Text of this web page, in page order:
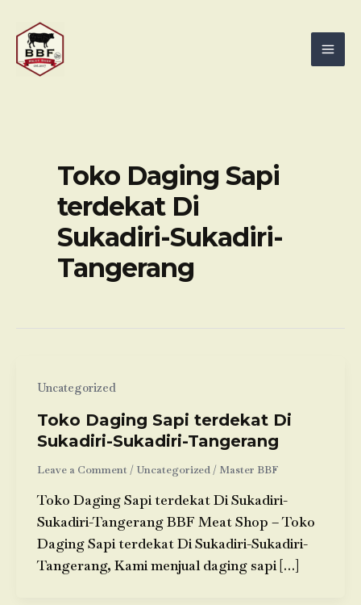
content
Toko Daging Sapi
terdekat Di
Sukadiri-Sukadiri-
Tangerang
Uncategorized
Toko Daging Sapi terdekat Di
Sukadiri-Sukadiri-Tangerang
Leave a Comment / Uncategorized/ Master BBF
Toko Daging Sapi terdekat Di Sukadiri-
Sukadiri-Tangerang BBF Meat Shop – Toko
Daging Sapi terdekat Di Sukadiri-Sukadiri-
Tangerang, Kami menjual daging sapi […]